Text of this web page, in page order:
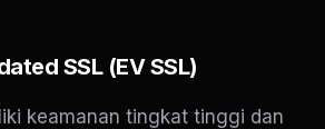
SSL (EV SSL)
keamanan tingkat tinggi dan